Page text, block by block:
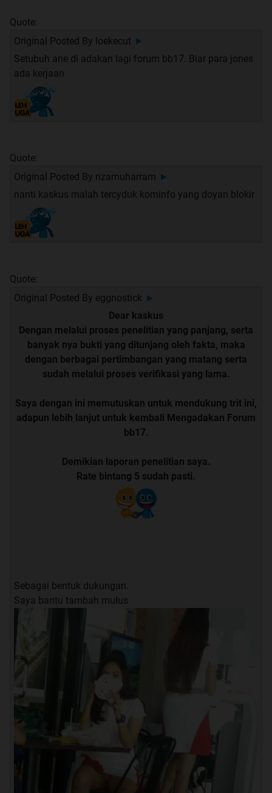
Quote:
Original Posted By loekecut ►
Setubuh ane di adakan lagi forum bb17. Biar para jones
ada kerjaan
Quote:
Original Posted By rizamuharram ►
nanti kaskus malah tercyduk kominfo yang doyan blokir
Quote:
Original Posted By eggnostick ►
Dear kaskus
Dengan melalui proses penelitian yang panjang, serta
banyak nya bukti yang ditunjang oleh fakta, maka
dengan berbagai pertimbangan yang matang serta
sudah melalui proses verifikasi yang lama.
Saya dengan ini memutuskan untuk mendukung trit ini,
adapun lebih lanjut untuk kembali Mengadakan Forum
bb17.
Demikian laporan penelitian saya.
Rate bintang 5 sudah pasti.
Sebagai bentuk dukungan.
Saya bantu tambah mulus